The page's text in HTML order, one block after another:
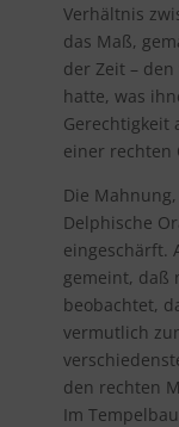
Verhältnis
das Maß,
der Zeit –
hatte, was
Gerechtigkeit
einer rechten
Die
Delphische
eingeschärft.
gemeint, daß
beobachtet,
vermutlich
den rechten
Im